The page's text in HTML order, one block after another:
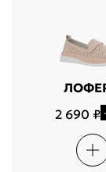
2 690 ₽